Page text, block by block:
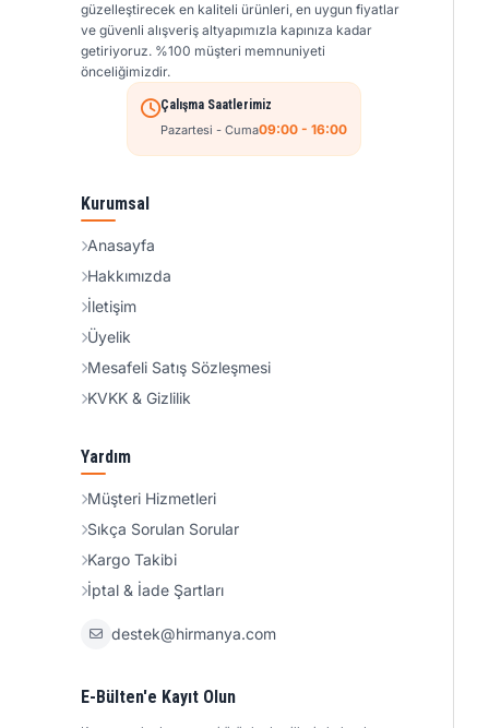
güzelleştirecek en kaliteli ürünleri, en uygun fiyatlar
ve güvenli alışveriş altyapımızla kapınıza kadar
getiriyoruz. %100 müşteri memnuniyeti
önceliğimizdir.
Çalışma Saatlerimiz
Pazartesi - Cuma09:00 - 16:00
Kurumsal
Anasayfa
Hakkımızda
İletişim
Üyelik
Mesafeli Satış Sözleşmesi
KVKK & Gizlilik
Yardım
Müşteri Hizmetleri
Sıkça Sorulan Sorular
Kargo Takibi
İptal & İade Şartları
destek@hirmanya.com
E-Bülten'e Kayıt Olun